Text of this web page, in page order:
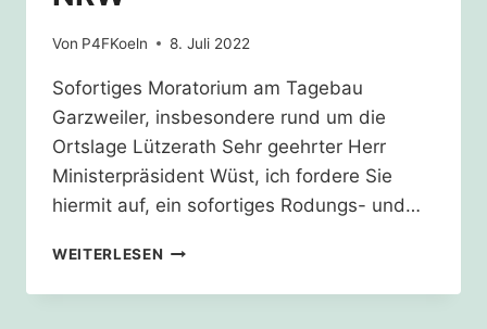
Von P4FKoeln 8. Juli 2022
Sofortiges Moratorium am Tagebau
Garzweiler, insbesondere rund um die
Ortslage Lützerath Sehr geehrter Herr
Ministerpräsident Wüst, ich fordere Sie
hiermit auf, ein sofortiges Rodungs- und…
WEITERLESEN BUNDESTAG
LÜTZERATH